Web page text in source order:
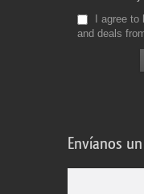
I agree
and deals
Envíanos